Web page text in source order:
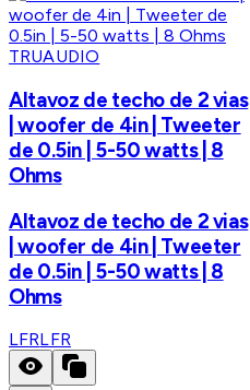
TRUAUDIO
Altavoz de techo de 2 vias
| woofer de 4in | Tweeter
de 0.5in | 5-50 watts | 8
Ohms
Altavoz de techo de 2 vias
| woofer de 4in | Tweeter
de 0.5in | 5-50 watts | 8
Ohms
LFRLFR